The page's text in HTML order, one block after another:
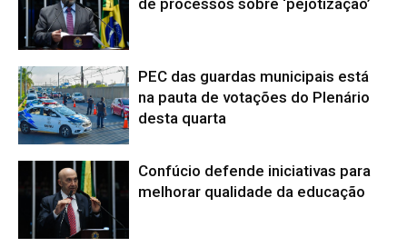
PEC das guardas municipais está
na pauta de votações do Plenário
desta quarta
Confúcio defende iniciativas para
melhorar qualidade da educação